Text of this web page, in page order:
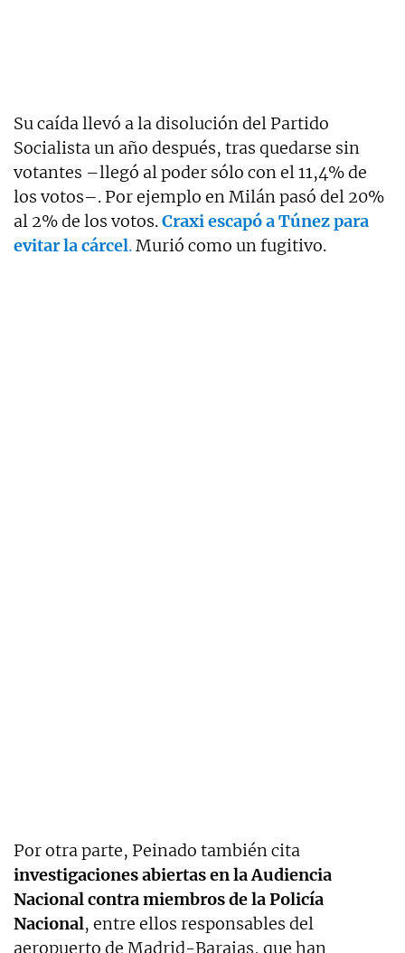
Su caída llevó a la disolución del Partido
Socialista un año después, tras quedarse sin
votantes –llegó al poder sólo con el 11,4% de
los votos–. Por ejemplo en Milán pasó del 20%
al 2% de los votos.Craxi escapó a Túnez para
evitar la cárcel.Murió como un fugitivo.
Por otra parte, Peinado también cita
investigaciones abiertas en la Audiencia
Nacional contra miembros de la Policía
Nacional, entre ellos responsables del
aeropuerto de Madrid-Barajas, que han